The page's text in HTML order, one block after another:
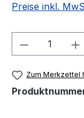
Preise inkl.
Produkt
Zum Merkzettel